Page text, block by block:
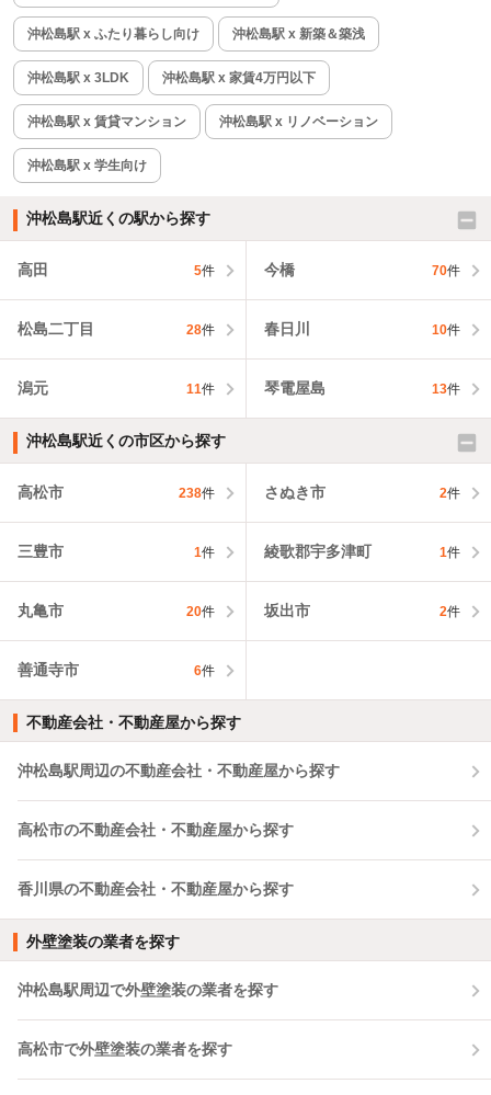
沖松島駅 x ふたり暮らし向け 沖松島駅 x 新築＆築浅
沖松島駅 x 3LDK 沖松島駅 x 家賃4万円以下
沖松島駅 x 賃貸マンション 沖松島駅 x リノベーション
沖松島駅 x 学生向け
沖松島駅近くの駅から探す
高田 5件 今橋 70件
松島二丁目 28件 春日川 10件
潟元 11件 琴電屋島 13件
沖松島駅近くの市区から探す
高松市 238件 さぬき市 2件
三豊市 1件 綾歌郡宇多津町 1件
丸亀市 20件 坂出市 2件
善通寺市 6件
不動産会社・不動産屋から探す
沖松島駅周辺の不動産会社・不動産屋から探す
高松市の不動産会社・不動産屋から探す
香川県の不動産会社・不動産屋から探す
外壁塗装の業者を探す
沖松島駅周辺で外壁塗装の業者を探す
高松市で外壁塗装の業者を探す